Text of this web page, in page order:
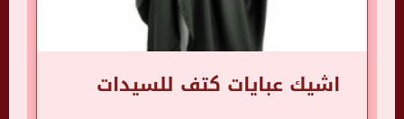
اشيك عبايات كتف للسيدات